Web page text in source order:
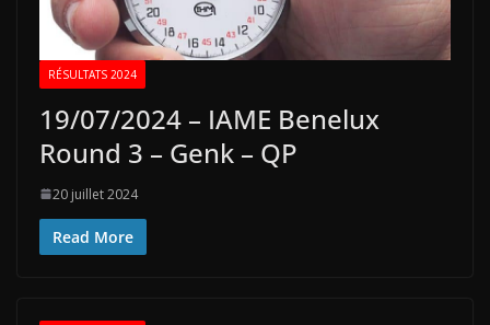
RÉSULTATS 2024
19/07/2024 – IAME Benelux
Round 3 – Genk – QP
20 juillet 2024
Read More